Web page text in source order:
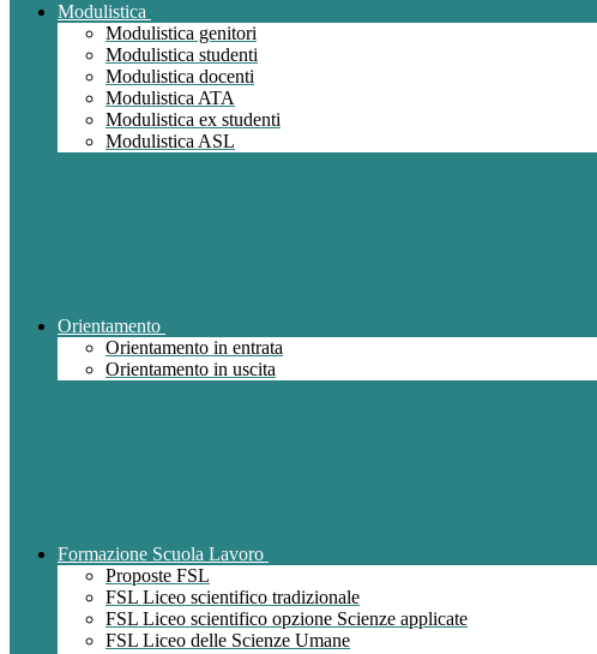
Modulistica
Modulistica genitori
Modulistica studenti
Modulistica docenti
Modulistica ATA
Modulistica ex studenti
Modulistica ASL
Orientamento
Orientamento in entrata
Orientamento in uscita
Formazione Scuola Lavoro
Proposte FSL
FSL Liceo scientifico tradizionale
FSL Liceo scientifico opzione Scienze applicate
FSL Liceo delle Scienze Umane